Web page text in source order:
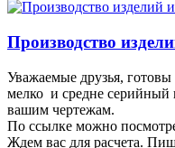
Производство
Уважаемые друзья,
мелко и средне серийный
вашим чертежам.
По ссылке можно
Ждем вас для расчета.